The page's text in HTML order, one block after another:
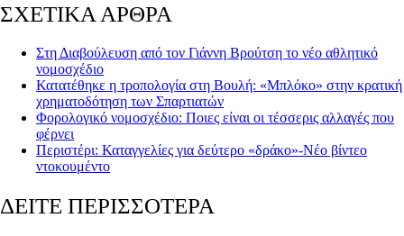
ΣΧΕΤΙΚΑ ΑΡΘΡΑ
Στη Διαβούλευση από τον Γιάννη Βρούτση το νέο αθλητικό
νομοσχέδιο
Κατατέθηκε η τροπολογία στη Βουλή: «Μπλόκο» στην κρατική
χρηματοδότηση των Σπαρτιατών
Φορολογικό νομοσχέδιο: Ποιες είναι οι τέσσερις αλλαγές που
φέρνει
Περιστέρι: Καταγγελίες για δεύτερο «δράκο»-Νέο βίντεο
ντοκουμέντο
ΔΕΙΤΕ ΠΕΡΙΣΣΟΤΕΡΑ